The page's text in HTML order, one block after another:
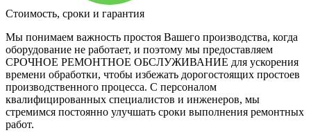
Стоимость, сроки и гарантия
Мы понимаем важность простоя Вашего производства, когда
оборудование не работает, и поэтому мы предоставляем
СРОЧНОЕ РЕМОНТНОЕ ОБСЛУЖИВАНИЕ для ускорения
времени обработки, чтобы избежать дорогостоящих простоев
производственного процесса. С персоналом
квалифицированных специалистов и инженеров, мы
стремимся постоянно улучшать сроки выполнения ремонтных
работ.